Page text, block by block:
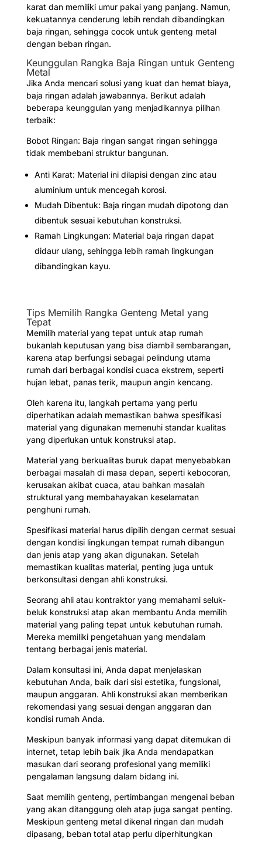
karat dan memiliki umur pakai yang panjang. Namun,
kekuatannya cenderung lebih rendah dibandingkan
baja ringan, sehingga cocok untuk genteng metal
dengan beban ringan.
Keunggulan Rangka Baja Ringan untuk Genteng
Metal
Jika Anda mencari solusi yang kuat dan hemat biaya,
baja ringan adalah jawabannya. Berikut adalah
beberapa keunggulan yang menjadikannya pilihan
terbaik:
Bobot Ringan: Baja ringan sangat ringan sehingga
tidak membebani struktur bangunan.
Anti Karat: Material ini dilapisi dengan zinc atau
aluminium untuk mencegah korosi.
Mudah Dibentuk: Baja ringan mudah dipotong dan
dibentuk sesuai kebutuhan konstruksi.
Ramah Lingkungan: Material baja ringan dapat
didaur ulang, sehingga lebih ramah lingkungan
dibandingkan kayu.
Tips Memilih Rangka Genteng Metal yang
Tepat
Memilih material yang tepat untuk atap rumah
bukanlah keputusan yang bisa diambil sembarangan,
karena atap berfungsi sebagai pelindung utama
rumah dari berbagai kondisi cuaca ekstrem, seperti
hujan lebat, panas terik, maupun angin kencang.
Oleh karena itu, langkah pertama yang perlu
diperhatikan adalah memastikan bahwa spesifikasi
material yang digunakan memenuhi standar kualitas
yang diperlukan untuk konstruksi atap.
Material yang berkualitas buruk dapat menyebabkan
berbagai masalah di masa depan, seperti kebocoran,
kerusakan akibat cuaca, atau bahkan masalah
struktural yang membahayakan keselamatan
penghuni rumah.
Spesifikasi material harus dipilih dengan cermat sesuai
dengan kondisi lingkungan tempat rumah dibangun
dan jenis atap yang akan digunakan. Setelah
memastikan kualitas material, penting juga untuk
berkonsultasi dengan ahli konstruksi.
Seorang ahli atau kontraktor yang memahami seluk-
beluk konstruksi atap akan membantu Anda memilih
material yang paling tepat untuk kebutuhan rumah.
Mereka memiliki pengetahuan yang mendalam
tentang berbagai jenis material.
Dalam konsultasi ini, Anda dapat menjelaskan
kebutuhan Anda, baik dari sisi estetika, fungsional,
maupun anggaran. Ahli konstruksi akan memberikan
rekomendasi yang sesuai dengan anggaran dan
kondisi rumah Anda.
Meskipun banyak informasi yang dapat ditemukan di
internet, tetap lebih baik jika Anda mendapatkan
masukan dari seorang profesional yang memiliki
pengalaman langsung dalam bidang ini.
Saat memilih genteng, pertimbangan mengenai beban
yang akan ditanggung oleh atap juga sangat penting.
Meskipun genteng metal dikenal ringan dan mudah
dipasang, beban total atap perlu diperhitungkan